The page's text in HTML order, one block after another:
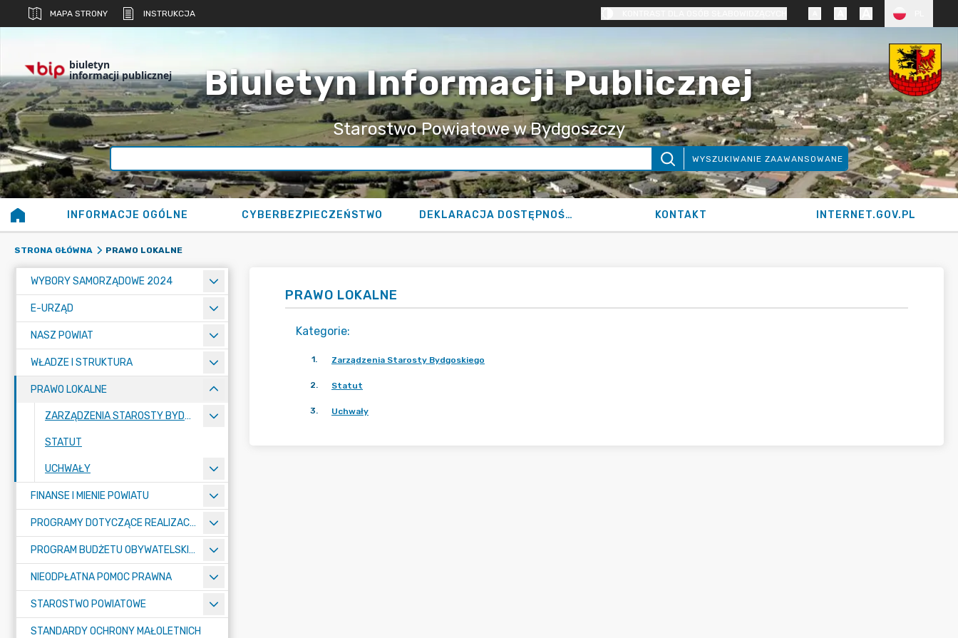
MAPA STRONY INSTRUKCJA
biuletyn
informacji publicznej Biuletyn Informacji Publicznej
Starostwo Powiatowe w Bydgoszczy
WYSZUKIWANIE ZAAWANSOWANE
INFORMACJE OGÓLNE CYBERBEZPIECZEŃSTWO DEKLARACJA DOSTĘPNOŚCI KONTAKT INTERNET.GOV.PL
STRONA GŁÓWNA PRAWO LOKALNE
WYBORY SAMORZĄDOWE 2024
E-URZĄD
NASZ POWIAT
WŁADZE I STRUKTURA
PRAWO LOKALNE
ZARZĄDZENIA STAROSTY BYDGOSKIEGO
STATUT
UCHWAŁY
FINANSE I MIENIE POWIATU
PROGRAMY DOTYCZĄCE REALIZACJI ZADAŃ PUBLICZNYCH
PROGRAM BUDŻETU OBYWATELSKIEGO POWIATU BYDGOSKIEGO
NIEODPŁATNA POMOC PRAWNA
STAROSTWO POWIATOWE
STANDARDY OCHRONY MAŁOLETNICH
PRAWO LOKALNE
Kategorie:
1. Zarządzenia Starosty Bydgoskiego
2. Statut
3. Uchwały